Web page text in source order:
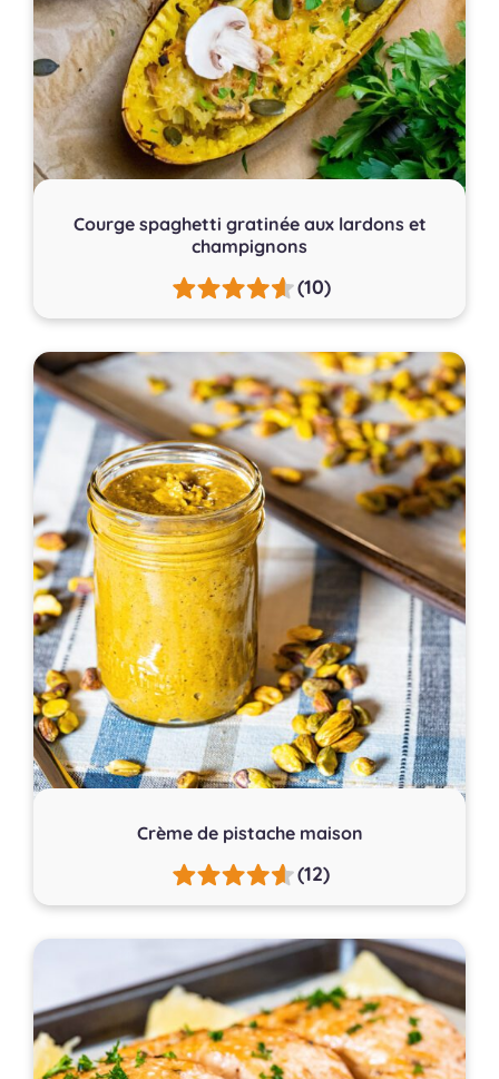
Courge spaghetti gratinée aux lardons et
champignons
(10)
Crème de pistache maison
(12)